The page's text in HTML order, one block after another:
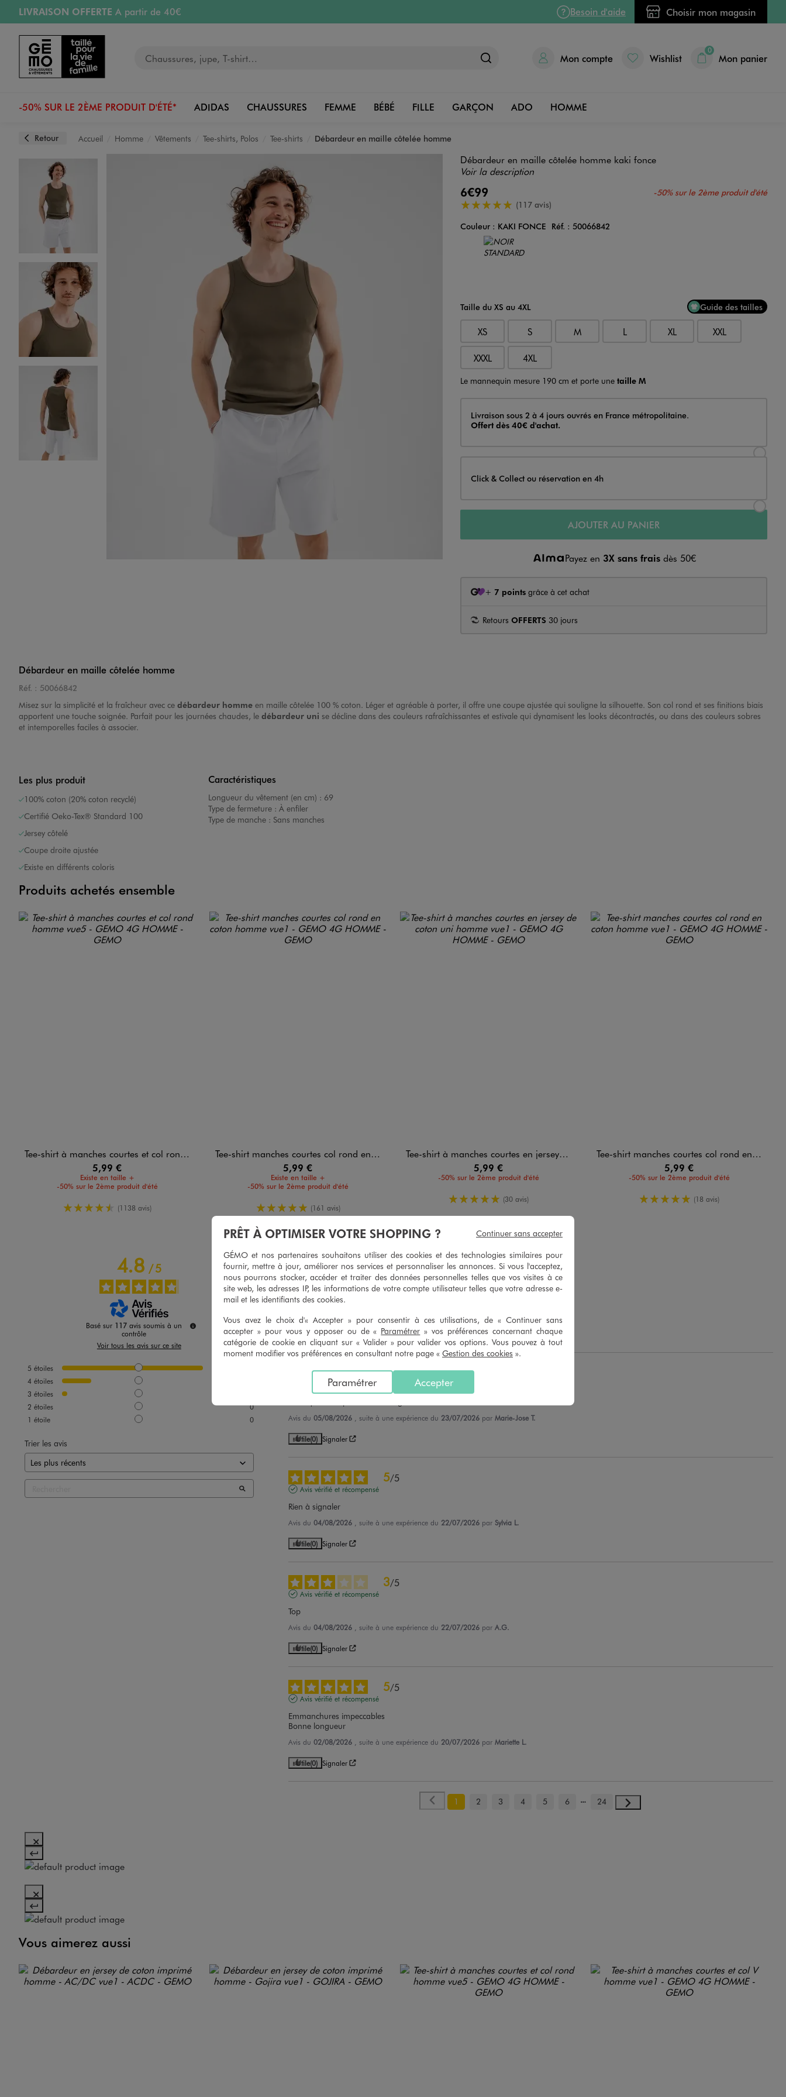
Aller au contenu principal
Aller à la navigation
LIVRAISON OFFERTE A partir de 40€
RETRAIT ET LIVRAISON OFFERTE
RÉSERVATION GRATUITE
4h en magasin
Retours OFFERTSpendant 30 jours
Besoin d'aide Choisir mon magasin
Mon compte Wishlist
0
Mon panier
-50% SUR LE 2ÈME PRODUIT D'ÉTÉ* ADIDAS CHAUSSURES FEMME BÉBÉ FILLE GARÇON ADO HOMME
Retour Accueil Homme Vêtements Tee-shirts, Polos Tee-shirts Débardeur en maille côtelée homme
Image 1 sur 3
Image 2 sur 3
Image 3 sur 3
Débardeur en maille côtelée homme kaki fonce
Voir la description
6€99 -50% sur le 2ème produit d'été
5/5 de moyenne(117 avis)
Couleur
Couleur : KAKI FONCE Réf. : 50066842
Choisissez votre Couleur
Taille du XS au 4XL Guide des tailles
XS S M L XL XXL
XXXL 4XL
Le mannequin mesure 190 cm et porte unetaille M
Livraison
Livraison sous 2 à 4 jours ouvrés en France métropolitaine.
Offert dès 40€ d'achat.
Click & Collect ou réservation en 4h
AJOUTER AU PANIER
Payez en 3X sans fraisdès 50€
+ 7 pointsgrâce à cet achat
Retours OFFERTS 30 jours
Débardeur en maille côtelée homme
Réf. : 50066842
Misez sur la simplicité et la fraîcheur avec ce débardeur homme en maille côtelée 100 % coton. Léger et agréable à porter, il offre une coupe ajustée qui souligne la silhouette. Son col rond et ses finitions biais
apportent une touche soignée. Parfait pour les journées chaudes, le débardeur uni se décline dans des couleurs rafraîchissantes et estivale qui dynamisent les looks décontractés, ou dans des couleurs sobres
et intemporelles faciles à associer.
Les plus produit
100% coton (20% coton recyclé)
Certifié Oeko-Tex® Standard 100
Jersey côtelé
Coupe droite ajustée
Existe en différents coloris
Caractéristiques
Longueur du vêtement (en cm) : 69
Type de fermeture : À enfiler
Type de manche : Sans manches
Produits achetés ensemble
Tee-shirt à manches courtes et col rond homme
5,99 €
Existe en taille +
-50% sur le 2ème produit d'été
4.5/5 de moyenne
(1138 avis)
Tee-shirt manches courtes col rond en coton homme
5,99 €
Existe en taille +
-50% sur le 2ème produit d'été
5/5 de moyenne
(161 avis)
Tee-shirt à manches courtes en jersey de coton uni homme
5,99 €
-50% sur le 2ème produit d'été
5/5 de moyenne
(30 avis)
Tee-shirt manches courtes col rond en coton homme
5,99 €
-50% sur le 2ème produit d'été
5/5 de moyenne
(18 avis)
4.8/5
Basé sur 117 avis soumis à un
contrôle
Voir tous les avis sur ce site
5 étoiles
4 étoiles
3 étoiles
2 étoiles
0
1 étoile 0
Trier les avis
5/ 5
Avis vérifié et récompensé
Satisfait !
Utile(0) Signaler
5/5
Avis vérifié et récompensé
Avis du 05/08/2026 , suite à une expérience du 23/07/2026 par Marie-Jose T.
Utile(0) Signaler
5/5
Avis vérifié et récompensé
Rien à signaler
Avis du 04/08/2026 , suite à une expérience du 22/07/2026 par Sylvia L.
Utile(0) Signaler
3/5
Avis vérifié et récompensé
Top
Avis du 04/08/2026 , suite à une expérience du 22/07/2026 par A.G.
Utile(0) Signaler
5/5
Avis vérifié et récompensé
Emmanchures impeccables
Bonne longueur
Avis du 02/08/2026 , suite à une expérience du 20/07/2026 par Mariette L.
Utile(0) Signaler
1 2 3 4 5 6 24
Vous aimerez aussi
PRÊT À OPTIMISER VOTRE SHOPPING ?
GÉMO et nos partenaires souhaitons utiliser des cookies et des technologies similaires pour
fournir, mettre à jour, améliorer nos services et personnaliser les annonces. Si vous l'acceptez,
nous pourrons stocker, accéder et traiter des données personnelles telles que vos visites à ce
site web, les adresses IP, les informations de votre compte utilisateur telles que votre adresse e-
mail et les identifiants des cookies.
Vous avez le choix d'« Accepter » pour consentir à ces utilisations, de « Continuer sans
accepter » pour vous y opposer ou de « Paramétrer » vos préférences concernant chaque
catégorie de cookie en cliquant sur « Valider » pour valider vos options. Vous pouvez à tout
moment modifier vos préférences en consultant notre page « Gestion des cookies ».
Accepter
Paramétrer
Continuer sans accepter